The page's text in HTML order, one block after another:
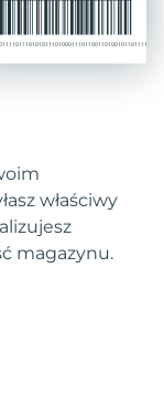
właściwy
magazynu.